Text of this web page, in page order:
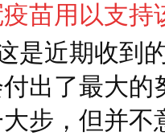
苗用以支持
是近期收到
出了最大的
步，但并不